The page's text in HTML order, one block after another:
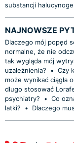
substancji
NAJNOWSZE
Dlaczego mój popęd
normalne, że nie
tak wygląda mój
uzależnienia?
• Czy
może wynikać ciągła
długo stosować
psychiatry?
• Co
latki?
• Dlaczego